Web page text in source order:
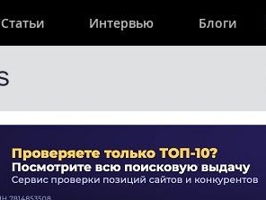
Статьи Интервью Блоги